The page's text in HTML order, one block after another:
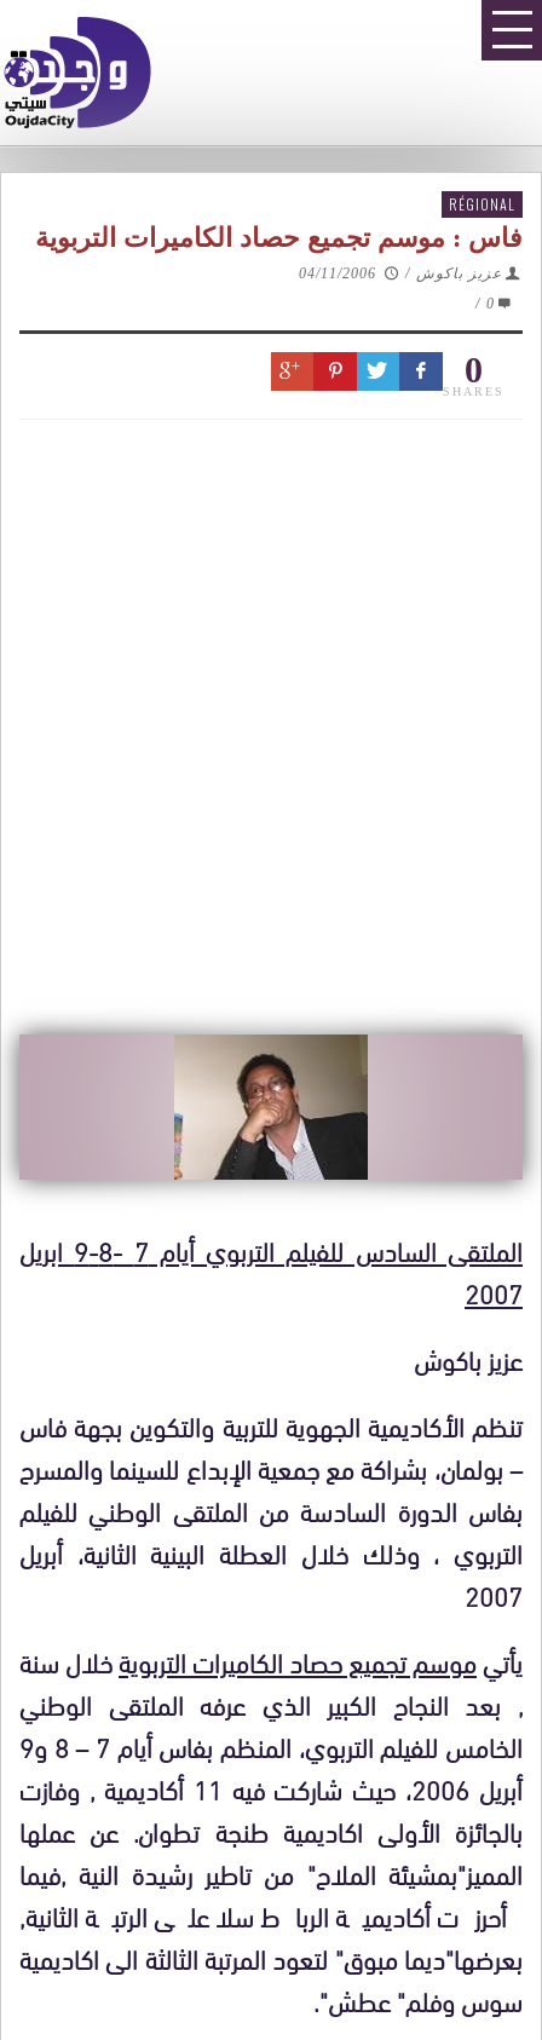
RÉGIONAL
فاس : موسم تجميع حصاد الكاميرات التربوية
عزيز باكوش /
04/11/2006
0
/
0
SHARES
الملتقى السادس للفيلم التربوي أيام 7 -8-9 ابريل
2007
عزيز باكوش
تنظم الأكاديمية الجهوية للتربية والتكوين بجهة فاس
– بولمان، بشراكة مع جمعية الإبداع للسينما والمسرح
بفاس الدورة السادسة من الملتقى الوطني للفيلم
التربوي ، وذلك خلال العطلة البينية الثانية، أبريل
2007
يأتيموسم تجميع حصاد الكاميرات التربويةخلال سنة
, بعد النجاح الكبير الذي عرفه الملتقى الوطني
الخامس للفيلم التربوي، المنظم بفاس أيام 7 – 8 و9
أبريل 2006، حيث شاركت فيه 11 أكاديمية , وفازت
بالجائزة الأولى اكاديمية طنجة تطوان. عن عملها
المميز"بمشيئة الملاح" من تاطير رشيدة النية ,فيما
أحرزت أكاديمية الرباط سلا على الرتبة الثانية,
بعرضها"ديما مبوق" لتعود المرتبة الثالثة الى اكاديمية
سوس وفلم" عطش".